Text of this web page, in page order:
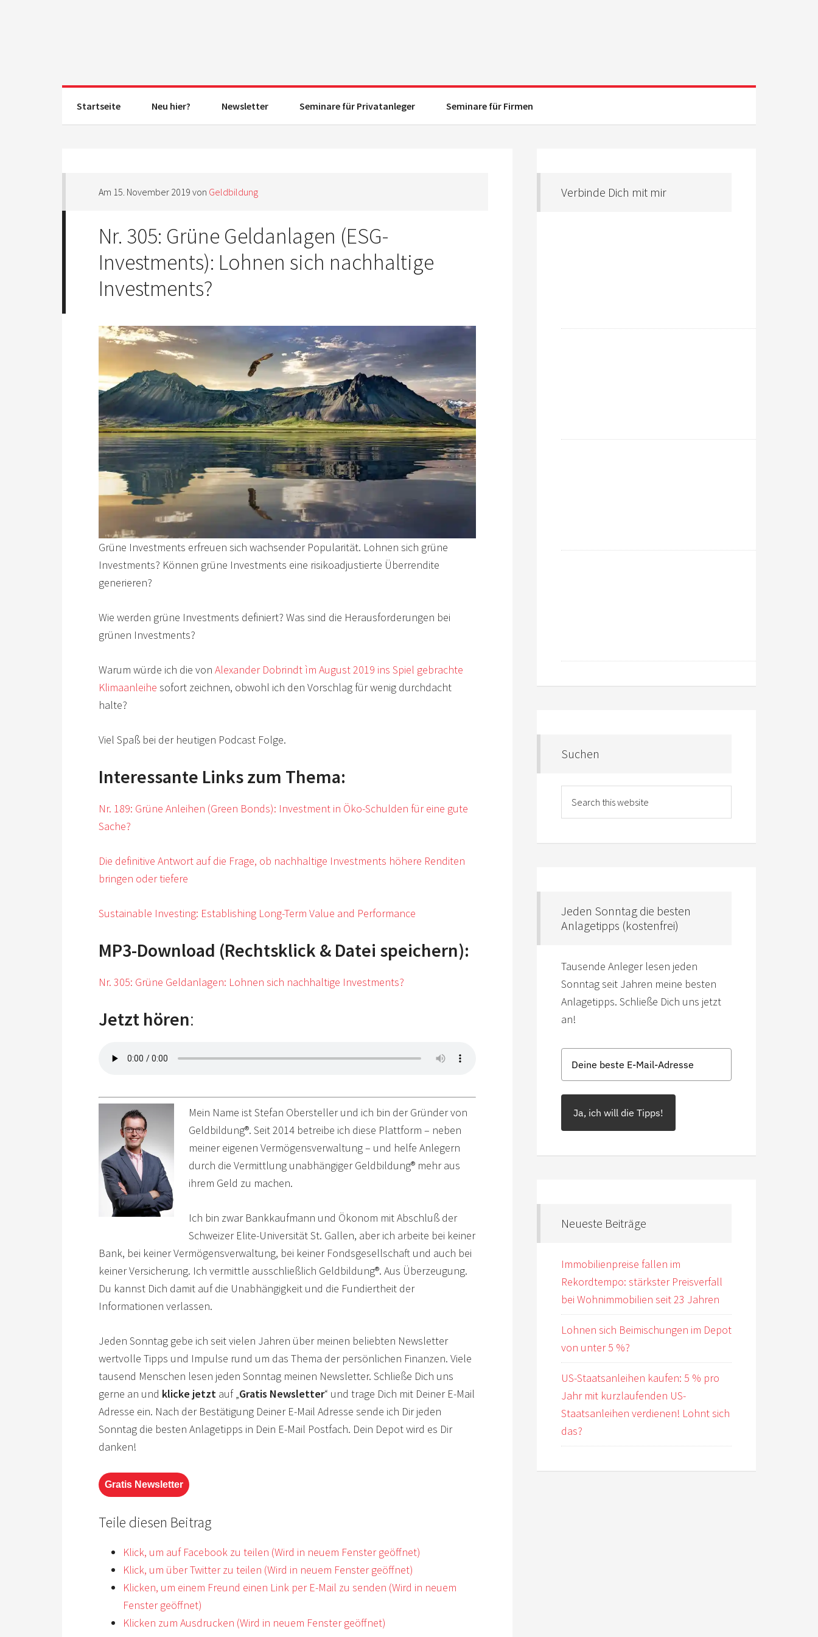
Startseite Neu hier? Newsletter Seminare für Privatanleger Seminare für Firmen
Am 15. November 2019 von Geldbildung
Nr. 305: Grüne Geldanlagen (ESG-
Investments): Lohnen sich nachhaltige
Investments?
Grüne Investments erfreuen sich wachsender Popularität. Lohnen sich grüne
Investments? Können grüne Investments eine risikoadjustierte Überrendite
generieren?
Wie werden grüne Investments definiert? Was sind die Herausforderungen bei
grünen Investments?
Warum würde ich die von Alexander Dobrindt ìm August 2019 ins Spiel gebrachte
Klimaanleihe sofort zeichnen, obwohl ich den Vorschlag für wenig durchdacht
halte?
Viel Spaß bei der heutigen Podcast Folge.
Interessante Links zum Thema:
Nr. 189: Grüne Anleihen (Green Bonds): Investment in Öko-Schulden für eine gute
Sache?
Die definitive Antwort auf die Frage, ob nachhaltige Investments höhere Renditen
bringen oder tiefere
Sustainable Investing: Establishing Long-Term Value and Performance
MP3-Download (Rechtsklick & Datei speichern):
Nr. 305: Grüne Geldanlagen: Lohnen sich nachhaltige Investments?
Jetzt hören:
Mein Name ist Stefan Obersteller und ich bin der Gründer von
Geldbildung®. Seit 2014 betreibe ich diese Plattform – neben
meiner eigenen Vermögensverwaltung – und helfe Anlegern
durch die Vermittlung unabhängiger Geldbildung® mehr aus
ihrem Geld zu machen.
Ich bin zwar Bankkaufmann und Ökonom mit Abschluß der
Schweizer Elite-Universität St. Gallen, aber ich arbeite bei keiner
Bank, bei keiner Vermögensverwaltung, bei keiner Fondsgesellschaft und auch bei
keiner Versicherung. Ich vermittle ausschließlich Geldbildung®. Aus Überzeugung.
Du kannst Dich damit auf die Unabhängigkeit und die Fundiertheit der
Informationen verlassen.
Jeden Sonntag gebe ich seit vielen Jahren über meinen beliebten Newsletter
wertvolle Tipps und Impulse rund um das Thema der persönlichen Finanzen. Viele
tausend Menschen lesen jeden Sonntag meinen Newsletter. Schließe Dich uns
gerne an und klicke jetzt auf „Gratis Newsletter“ und trage Dich mit Deiner E-Mail
Adresse ein. Nach der Bestätigung Deiner E-Mail Adresse sende ich Dir jeden
Sonntag die besten Anlagetipps in Dein E-Mail Postfach. Dein Depot wird es Dir
danken!
Gratis Newsletter
Teile diesen Beitrag
Klick, um auf Facebook zu teilen (Wird in neuem Fenster geöffnet)
Klick, um über Twitter zu teilen (Wird in neuem Fenster geöffnet)
Klicken, um einem Freund einen Link per E-Mail zu senden (Wird in neuem
Fenster geöffnet)
Klicken zum Ausdrucken (Wird in neuem Fenster geöffnet)
Verbinde Dich mit mir
Suchen
Jeden Sonntag die besten
Anlagetipps (kostenfrei)
Tausende Anleger lesen jeden
Sonntag seit Jahren meine besten
Anlagetipps. Schließe Dich uns jetzt
an!
Ja, ich will die Tipps!
Neueste Beiträge
Immobilienpreise fallen im
Rekordtempo: stärkster Preisverfall
bei Wohnimmobilien seit 23 Jahren
Lohnen sich Beimischungen im Depot
von unter 5 %?
US-Staatsanleihen kaufen: 5 % pro
Jahr mit kurzlaufenden US-
Staatsanleihen verdienen! Lohnt sich
das?